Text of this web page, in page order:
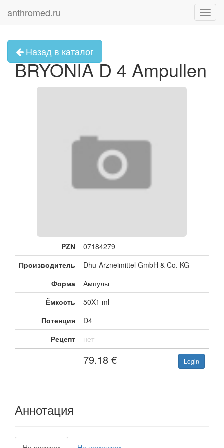
anthromed.ru
Назад в каталог
BRYONIA D 4 Ampullen
PZN
07184279
Производитель
Dhu-Arzneimittel GmbH & Co. KG
Форма
Ампулы
Ёмкость
50X1 ml
Потенция
D4
Рецепт
нет
79.18 € Login
Аннотация